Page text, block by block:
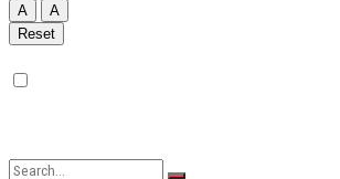
A
A
Reset